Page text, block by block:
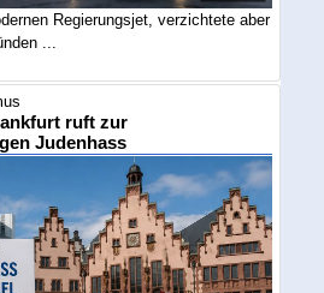
Regierungsjet, verzichtete aber
...
ruft zur
Judenhass